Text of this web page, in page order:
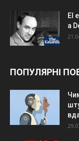
El
a
ПОПУЛЯРНІ